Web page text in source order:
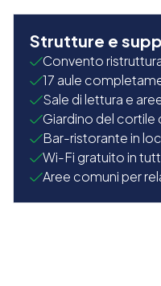
Strutture e
Convento
17 aule
Sale di lettura e
Giardino del cortile
Bar-ristorante in
Wi-Fi gratuito in
Aree comuni per